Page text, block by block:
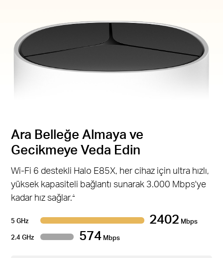
Ara Belleğe Almaya ve
Gecikmeye Veda Edin
Wi-Fi 6 destekli Halo E85X, her cihaz için ultra hızlı,
yüksek kapasiteli bağlantı sunarak 3.000 Mbps'ye
kadar hız sağlar.△
5 GHz 2402 Mbps
2.4 GHz
574Mbps